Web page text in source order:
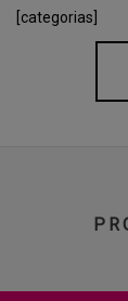
[categorias]